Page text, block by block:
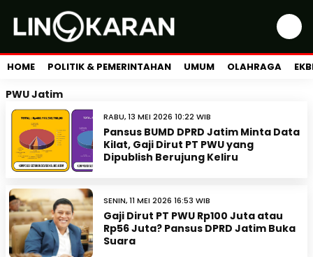
HOME POLITIK & PEMERINTAHAN UMUM OLAHRAGA
PWU Jatim
RABU, 13 MEI 2026 10:22 WIB
Pansus BUMD DPRD Jatim Minta Data
Kilat, Gaji Dirut PT PWU yang
Dipublish Berujung Keliru
SENIN, 11 MEI 2026 16:53 WIB
Gaji Dirut PT PWU Rp100 Juta atau
Rp56 Juta? Pansus DPRD Jatim Buka
Suara